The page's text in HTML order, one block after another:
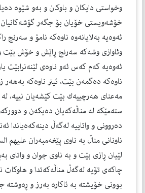
وخواستی دایكان و باوكان و بەو شێوە
خۆشەویستی خۆیان بۆ جگەر گۆشەكانیان
ئەوەیە بەلایانەوە ناوەكە نامۆ و
وئاوازی وشەكە سەرنج ڕاێش و خۆش بێت
ئەوەیە كەم كەس ئەو ناوەی لێنەنرابێت
ناوەكە دەگمەن بێت، ئیتر ناوەكە بەهەر
مەعنای هەرچییەك بێت كێشەیان نییە،
ستەمێكە لە مناڵەكەیان دەیكەن و
دەروونی و واتاییە لەگەڵ دینەكەەیاندا
ناونانی مناڵ بە ناوی پێغەمبەران علیهم
لێیان ڕازی بێت و بە ناوی جوان و واتای
چاكەی تۆیە لەگەڵ مناڵەكەتدا و هاوكات
بوونی خۆیشتە بە ئاكارە بەرز و ڕەوشتە